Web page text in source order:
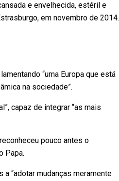
e envelhecida, estéril e
em novembro de 2014.
“uma Europa que está
na sociedade”.
capaz de integrar “as mais
pouco antes o
Papa.
“adotar mudanças meramente